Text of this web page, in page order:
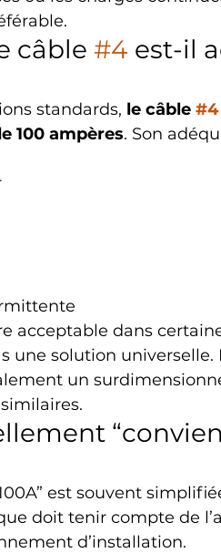
câble #4 est-il
standards, le câble #4
100 ampères. Son
acceptable dans
une solution universelle.
un
est souvent
doit tenir compte de
d’installation.